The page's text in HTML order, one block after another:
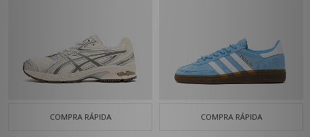
COMPRA RÁPIDA COMPRA RÁPIDA